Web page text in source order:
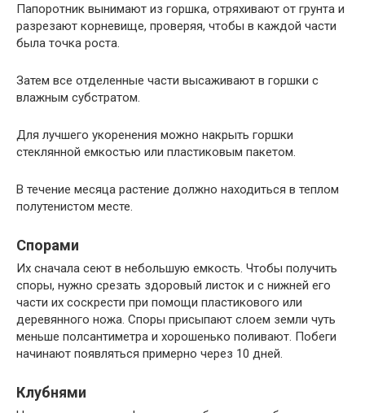
Папоротник вынимают из горшка, отряхивают от грунта и
разрезают корневище, проверяя, чтобы в каждой части
была точка роста.
Затем все отделенные части высаживают в горшки с
влажным субстратом.
Для лучшего укоренения можно накрыть горшки
стеклянной емкостью или пластиковым пакетом.
В течение месяца растение должно находиться в теплом
полутенистом месте.
Спорами
Их сначала сеют в небольшую емкость. Чтобы получить
споры, нужно срезать здоровый листок и с нижней его
части их соскрести при помощи пластикового или
деревянного ножа. Споры присыпают слоем земли чуть
меньше полсантиметра и хорошенько поливают. Побеги
начинают появляться примерно через 10 дней.
Клубнями